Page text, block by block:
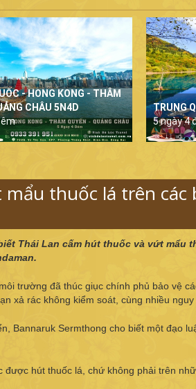
- HONG KONG - THÂM
CHÂU 5N4D
TRUNG
5 ngày 4
thuốc lá trên các
Thái Lan cấm hút thuốc và vứt mẩu
trường đã thúc giục chính phủ bảo vệ
xả rác không kiểm soát, cùng nhiều nguy
Bannaruk Sermthong cho biết một đạo
hút thuốc lá, chứ không phải trên